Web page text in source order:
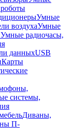
Умные
воздухаУмные
Умные радиочасы,
данныхUSB
Карты
системы,
Диваны,
П-